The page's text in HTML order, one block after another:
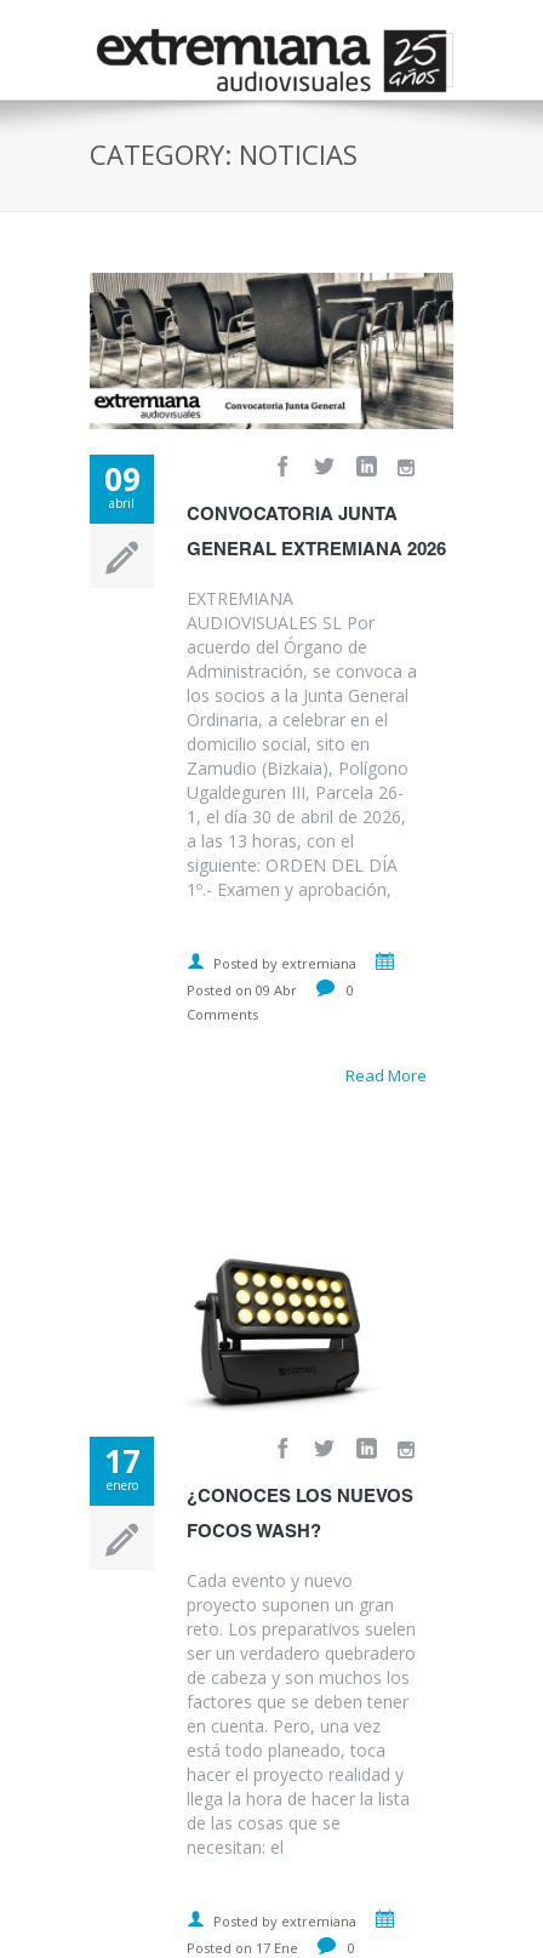
CATEGORY: NOTICIAS
09
abril
CONVOCATORIA JUNTA
GENERAL EXTREMIANA 2026
EXTREMIANA
AUDIOVISUALES SL Por
acuerdo del Órgano de
Administración, se convoca a
los socios a la Junta General
Ordinaria, a celebrar en el
domicilio social, sito en
Zamudio (Bizkaia), Polígono
Ugaldeguren III, Parcela 26-
1, el día 30 de abril de 2026,
a las 13 horas, con el
siguiente: ORDEN DEL DÍA
1º.- Examen y aprobación,
Posted by extremiana
Posted on 09 Abr
0
Comments
Read More
17
enero
¿CONOCES LOS NUEVOS
FOCOS WASH?
Cada evento y nuevo
proyecto suponen un gran
reto. Los preparativos suelen
ser un verdadero quebradero
de cabeza y son muchos los
factores que se deben tener
en cuenta. Pero, una vez
está todo planeado, toca
hacer el proyecto realidad y
llega la hora de hacer la lista
de las cosas que se
necesitan: el
Posted by extremiana
Posted on 17 Ene
0